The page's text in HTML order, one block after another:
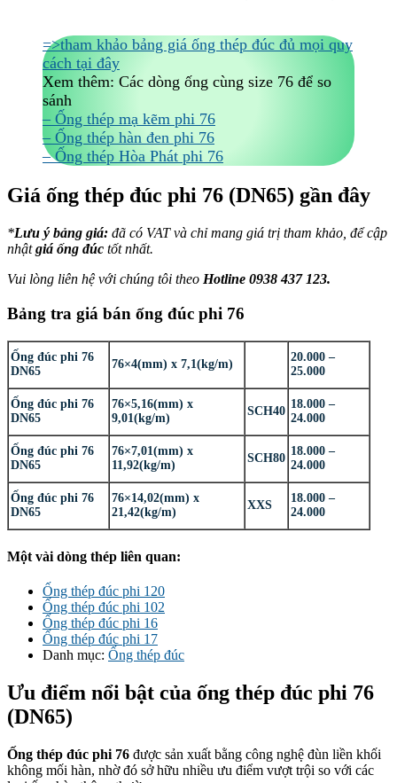
=>tham khảo bảng giá ống thép đúc đủ mọi quy
cách tại đây
Xem thêm: Các dòng ống cùng size 76 để so
sánh
– Ống thép mạ kẽm phi 76
– Ống thép hàn đen phi 76
– Ống thép Hòa Phát phi 76
Giá ống thép đúc phi 76 (DN65) gần đây
*Lưu ý bảng giá: đã có VAT và chỉ mang giá trị tham khảo, để cập
nhậtgiá ống đúc tốt nhất.
Vui lòng liên hệ với chúng tôi theo Hotline 0938 437 123.
Bảng tra giá bán ống đúc phi 76
Ống đúc phi 76
DN65
76×4(mm) x 7,1(kg/m)
20.000 –
25.000
Ống đúc phi 76
DN65
76×5,16(mm) x
9,01(kg/m)
SCH40
18.000 –
24.000
Ống đúc phi 76
DN65
76×7,01(mm) x
11,92(kg/m)
SCH80
18.000 –
24.000
Ống đúc phi 76
DN65
76×14,02(mm) x
21,42(kg/m)
XXS
18.000 –
24.000
Một vài dòng thép liên quan:
Ống thép đúc phi 120
Ống thép đúc phi 102
Ống thép đúc phi 16
Ống thép đúc phi 17
Danh mục: Ống thép đúc
Ưu điểm nổi bật của ống thép đúc phi 76
(DN65)
Ống thép đúc phi 76 được sản xuất bằng công nghệ đùn liền khối
không mối hàn, nhờ đó sở hữu nhiều ưu điểm vượt trội so với các